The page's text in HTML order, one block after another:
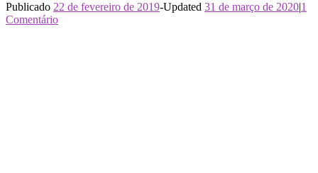
Publicado 22 de fevereiro de 2019-Updated 31 de março de 2020|1
Comentário